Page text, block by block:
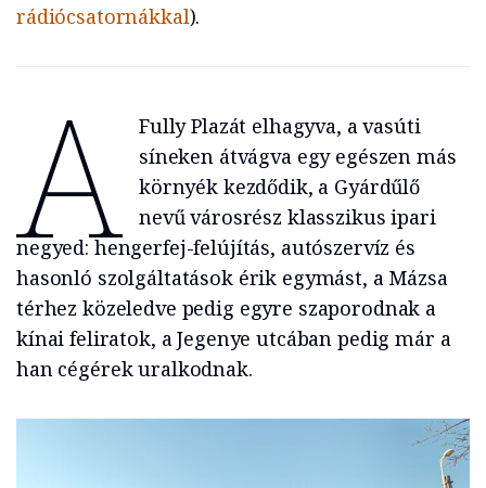
rádiócsatornákkal).
A
Fully Plazát elhagyva, a vasúti
síneken átvágva egy egészen más
környék kezdődik, a Gyárdűlő
nevű városrész klasszikus ipari
negyed: hengerfej-felújítás, autószervíz és
hasonló szolgáltatások érik egymást, a Mázsa
térhez közeledve pedig egyre szaporodnak a
kínai feliratok, a Jegenye utcában pedig már a
han cégérek uralkodnak.